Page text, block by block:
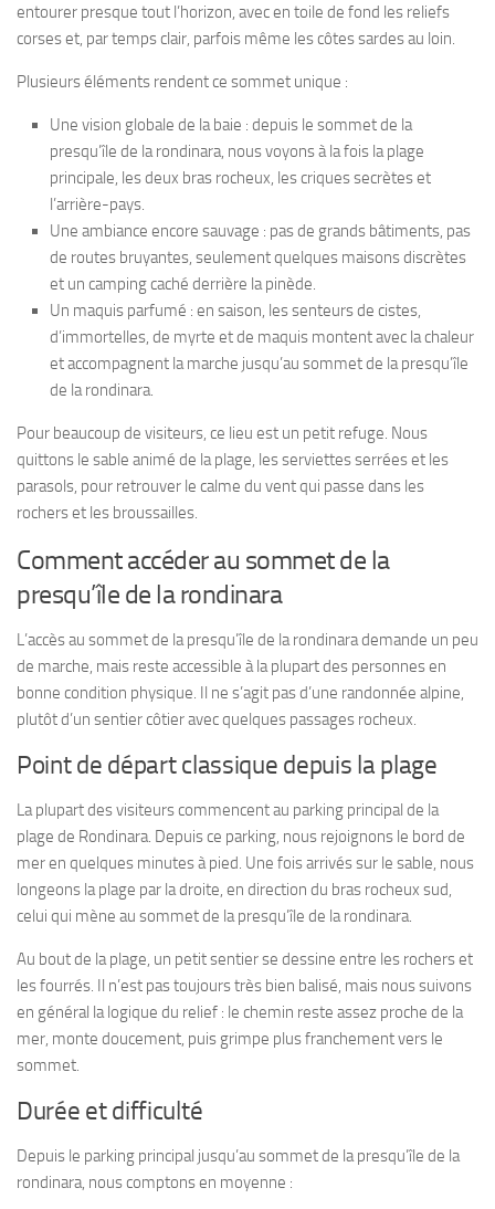
entourer presque tout l’horizon, avec en toile de fond les reliefs
corses et, par temps clair, parfois même les côtes sardes au loin.
Plusieurs éléments rendent ce sommet unique :
Une vision globale de la baie : depuis le sommet de la
presqu’île de la rondinara, nous voyons à la fois la plage
principale, les deux bras rocheux, les criques secrètes et
l’arrière-pays.
Une ambiance encore sauvage : pas de grands bâtiments, pas
de routes bruyantes, seulement quelques maisons discrètes
et un camping caché derrière la pinède.
Un maquis parfumé : en saison, les senteurs de cistes,
d’immortelles, de myrte et de maquis montent avec la chaleur
et accompagnent la marche jusqu’au sommet de la presqu’île
de la rondinara.
Pour beaucoup de visiteurs, ce lieu est un petit refuge. Nous
quittons le sable animé de la plage, les serviettes serrées et les
parasols, pour retrouver le calme du vent qui passe dans les
rochers et les broussailles.
Comment accéder au sommet de la
presqu’île de la rondinara
L’accès au sommet de la presqu’île de la rondinara demande un peu
de marche, mais reste accessible à la plupart des personnes en
bonne condition physique. Il ne s’agit pas d’une randonnée alpine,
plutôt d’un sentier côtier avec quelques passages rocheux.
Point de départ classique depuis la plage
La plupart des visiteurs commencent au parking principal de la
plage de Rondinara. Depuis ce parking, nous rejoignons le bord de
mer en quelques minutes à pied. Une fois arrivés sur le sable, nous
longeons la plage par la droite, en direction du bras rocheux sud,
celui qui mène au sommet de la presqu’île de la rondinara.
Au bout de la plage, un petit sentier se dessine entre les rochers et
les fourrés. Il n’est pas toujours très bien balisé, mais nous suivons
en général la logique du relief : le chemin reste assez proche de la
mer, monte doucement, puis grimpe plus franchement vers le
sommet.
Durée et difficulté
Depuis le parking principal jusqu’au sommet de la presqu’île de la
rondinara, nous comptons en moyenne :